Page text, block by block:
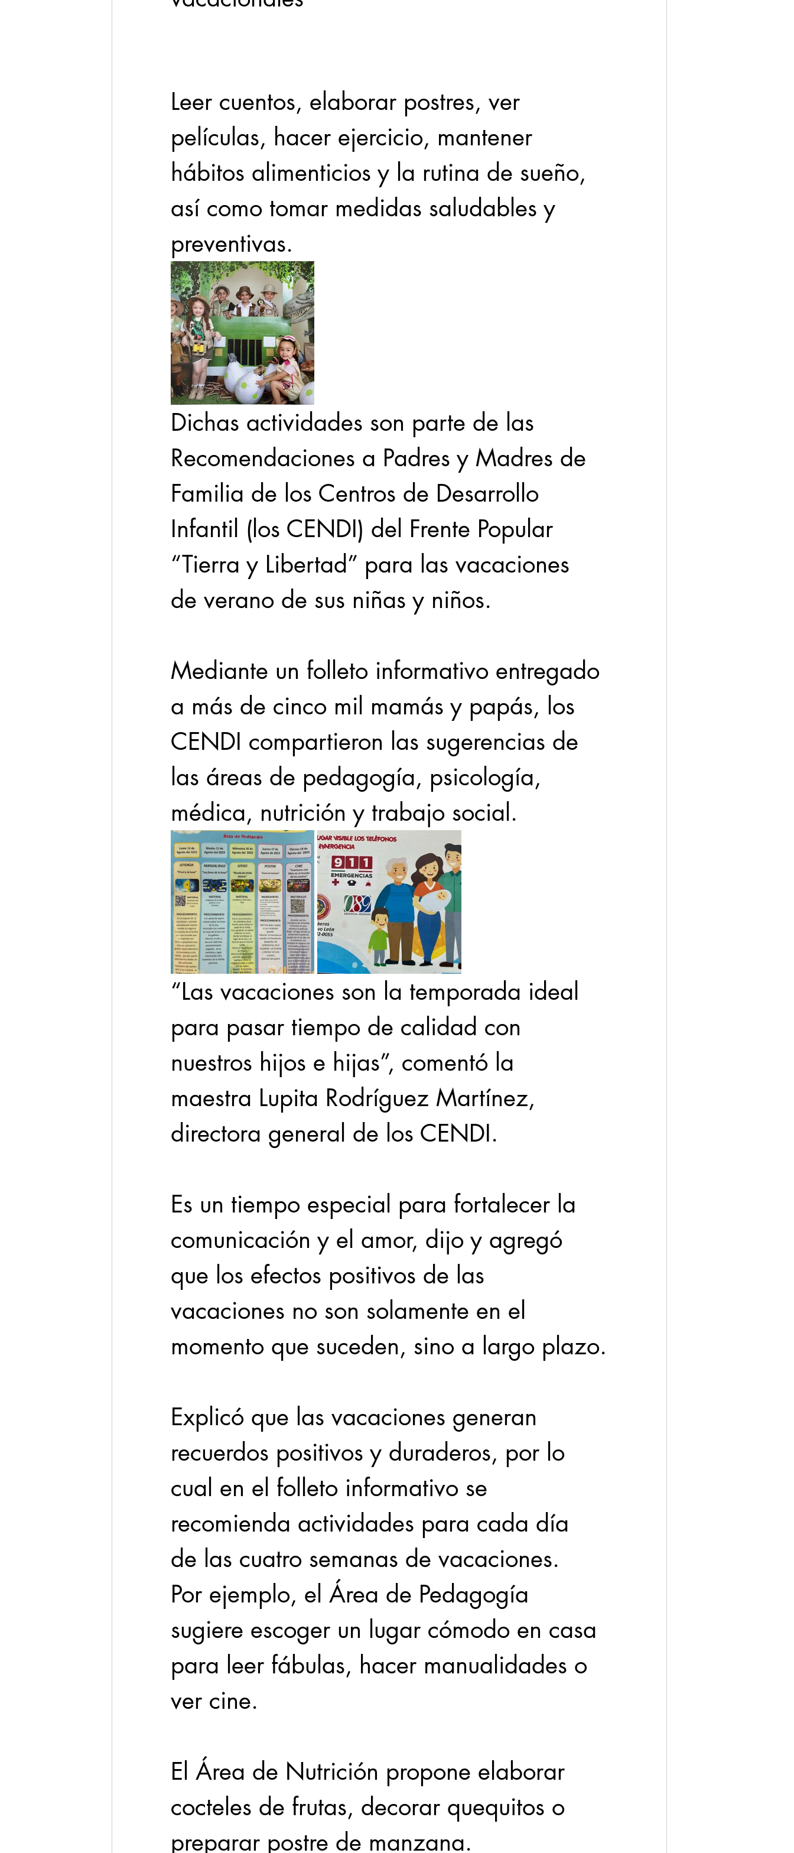
Seguridad 31abr
Leer cuentos, elaborar postres, ver
películas, hacer ejercicio, mantener
hábitos alimenticios y la rutina de sueño,
así como tomar medidas saludables y
preventivas.
Dichas actividades son parte de las
Recomendaciones a Padres y Madres de
Familia de los Centros de Desarrollo
Infantil (los CENDI) del Frente Popular
“Tierra y Libertad” para las vacaciones
de verano de sus niñas y niños.
Mediante un folleto informativo entregado
a más de cinco mil mamás y papás, los
CENDI compartieron las sugerencias de
las áreas de pedagogía, psicología,
médica, nutrición y trabajo social.
“Las vacaciones son la temporada ideal
para pasar tiempo de calidad con
nuestros hijos e hijas”, comentó la
maestra Lupita Rodríguez Martínez,
directora general de los CENDI.
Es un tiempo especial para fortalecer la
comunicación y el amor, dijo y agregó
que los efectos positivos de las
vacaciones no son solamente en el
momento que suceden, sino a largo plazo.
Explicó que las vacaciones generan
recuerdos positivos y duraderos, por lo
cual en el folleto informativo se
recomienda actividades para cada día
de las cuatro semanas de vacaciones.
Por ejemplo, el Área de Pedagogía
sugiere escoger un lugar cómodo en casa
para leer fábulas, hacer manualidades o
ver cine.
El Área de Nutrición propone elaborar
cocteles de frutas, decorar quequitos o
preparar postre de manzana.